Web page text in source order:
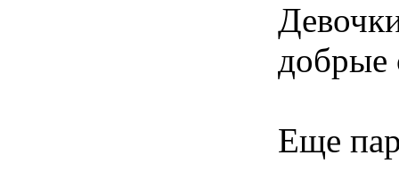
добрые
Еще